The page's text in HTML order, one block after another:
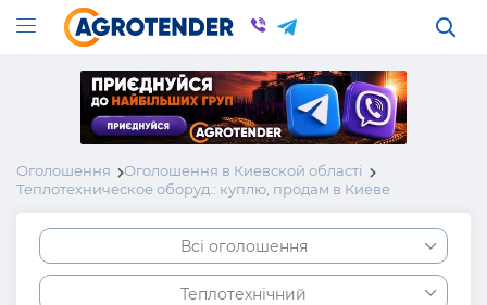
Оголошення
Оголошення в Киевской області
Теплотехническое оборуд.: куплю, продам в Киеве
Всі оголошення
Теплотехнічний